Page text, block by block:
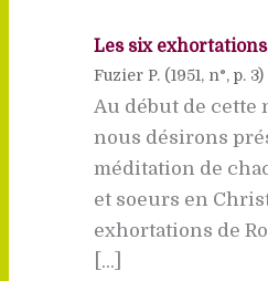
Les six exhortations
Fuzier P. (1951, n°, p. 3)
Au début de cette
nous désirons
méditation de
et soeurs en
exhortations de
[...]